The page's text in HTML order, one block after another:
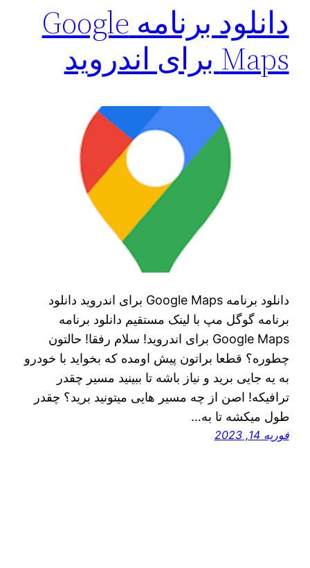
دانلود برنامه Google
Maps برای اندروید
دانلود برنامه Google Maps برای اندروید دانلود
برنامه گوگل مپ با لینک مستقیم دانلود برنامه
Google Maps برای اندروید! سلام رفقا! حالتون
چطوره؟ قطعا براتون پیش اومده که بخواید با خودرو
به یه جایی برید و نیاز باشه تا ببینید مسیر چقدر
ترافیکه! اصن از چه مسیر هایی میتونید برید؟ چقدر
طول میکشه تا به…
فوریه 14, 2023